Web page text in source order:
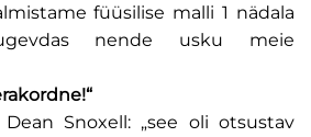
füüsilise malli 1 nädala
nende usku meie
Snoxell: „see oli otsustav